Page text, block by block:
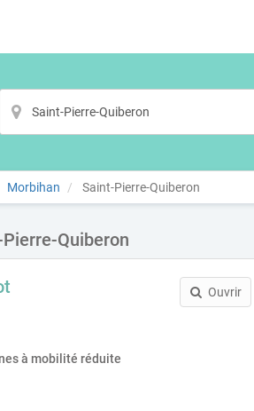
Morbihan Saint-Pierre-Quiberon
Quiberon
à mobilité réduite
Ouvrir